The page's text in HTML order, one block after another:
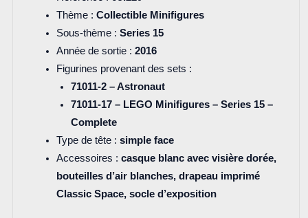
Thème : Collectible Minifigures
Sous-thème : Series 15
Année de sortie : 2016
Figurines provenant des sets :
71011-2 – Astronaut
71011-17 – LEGO Minifigures – Series 15 –
Complete
Type de tête : simple face
Accessoires : casque blanc avec visière dorée,
bouteilles d’air blanches, drapeau imprimé
Classic Space, socle d’exposition